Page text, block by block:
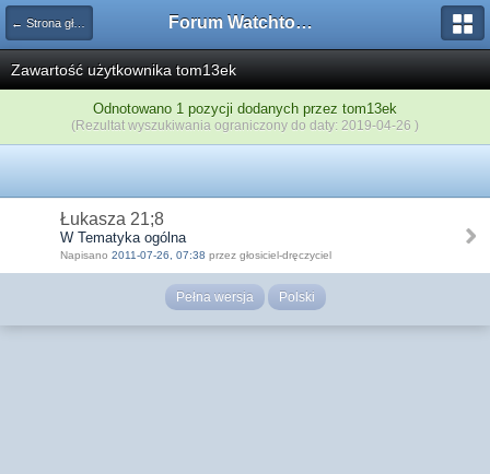
← Strona główna Forum Watchtower
Zawartość użytkownika tom13ek
Odnotowano 1 pozycji dodanych przez tom13ek
(Rezultat wyszukiwania ograniczony do daty: 2019-04-26 )
Łukasza 21;8
W Tematyka ogólna
Napisano 2011-07-26, 07:38 przez głosiciel-dręczyciel
Pełna wersja Polski